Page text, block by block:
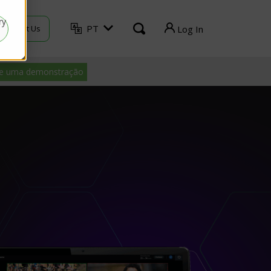
Contact Us PT Log In
TVU Home
Log out
uma demonstração